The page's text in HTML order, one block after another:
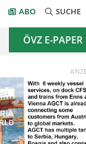
ABO SUCHE
ÖVZ E-PAPER